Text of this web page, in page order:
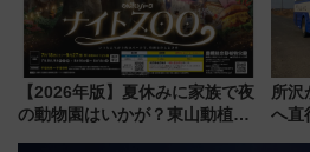
【2026年版】夏休みに家族で夜
の動物園はいかが？東山動植物
所沢
へ直